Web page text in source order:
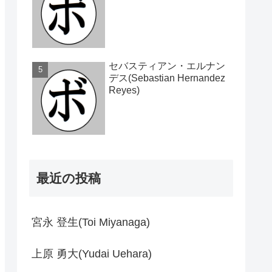
セバスティアン・エルナン
デス(Sebastian Hernandez
Reyes)
最近の投稿
宮永 登生(Toi Miyanaga)
上原 勇大(Yudai Uehara)